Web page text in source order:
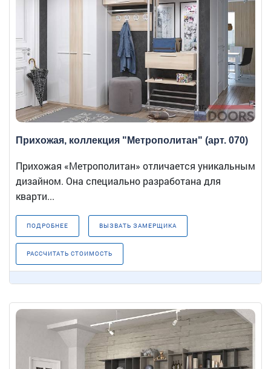
Прихожая, коллекция "Метрополитан" (арт. 070)
Прихожая «Метрополитан» отличается уникальным
дизайном. Она специально разработана для
кварти...
ПОДРОБНЕЕ ВЫЗВАТЬ ЗАМЕРЩИКА
РАССЧИТАТЬ СТОИМОСТЬ